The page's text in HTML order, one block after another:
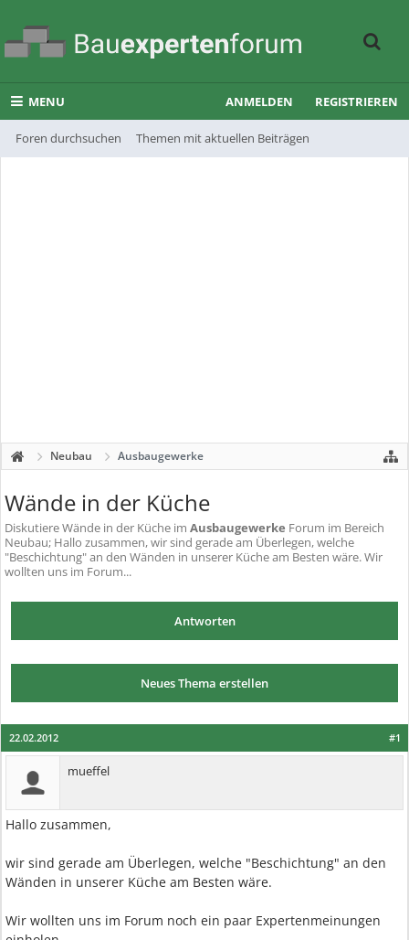
MENU
Foren durchsuchen Themen mit aktuellen Beiträgen
ANMELDEN REGISTRIEREN
Neubau Ausbaugewerke
Wände in der Küche
DiskutiereWände in der Küche im Ausbaugewerke Forum im Bereich
Neubau; Hallo zusammen, wir sind gerade am Überlegen, welche
"Beschichtung" an den Wänden in unserer Küche am Besten wäre. Wir
wollten uns im Forum...
Antworten
Neues Thema erstellen
#1
22.02.2012
mueffel
Hallo zusammen,
wir sind gerade am Überlegen, welche "Beschichtung" an den
Wänden in unserer Küche am Besten wäre.
Wir wollten uns im Forum noch ein paar Expertenmeinungen